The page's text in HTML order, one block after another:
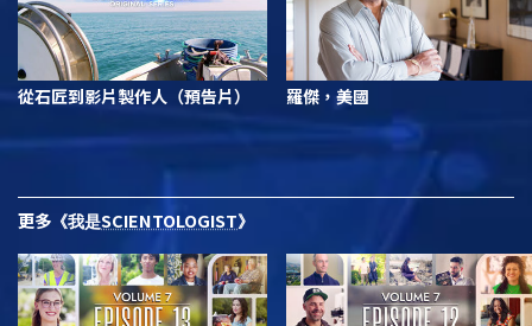
從石匠到影片製作人（預告片） 羅傑，美國
更多 《我是SCIENTOLOGIST》